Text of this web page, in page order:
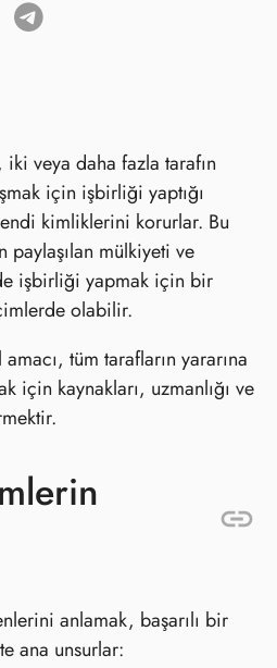
veya daha fazla tarafın
için işbirliği yaptığı
kimliklerini korurlar. Bu
paylaşılan mülkiyeti ve
işbirliği yapmak için bir
olabilir.
tüm tarafların yararına
için kaynakları, uzmanlığı ve
anlamak, başarılı bir
ana unsurlar: